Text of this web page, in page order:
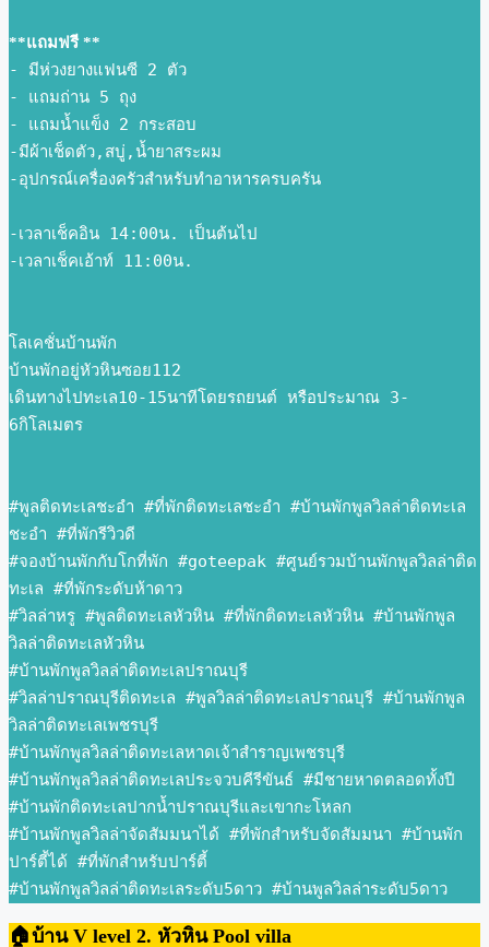
**แถมฟรี **
- มีห่วงยางแฟนซี 2 ตัว
- แถมถ่าน 5 ถุง
- แถมน้ำแข็ง 2 กระสอบ
-มีผ้าเช็ดตัว,สบู่,น้ำยาสระผม
-อุปกรณ์เครื่องครัวสำหรับทำอาหารครบครัน
-เวลาเช็คอิน 14:00น. เป็นต้นไป
-เวลาเช็คเอ้าท์ 11:00น.
โลเคชั่นบ้านพัก
บ้านพักอยู่หัวหินซอย112
เดินทางไปทะเล10-15นาทีโดยรถยนต์ หรือประมาณ 3-
6กิโลเมตร
#พูลติดทะเลชะอำ #ที่พักติดทะเลชะอำ #บ้านพักพูลวิลล่าติดทะเล
ชะอำ #ที่พักรีวิวดี
#จองบ้านพักกับโกที่พัก #goteepak #ศูนย์รวมบ้านพักพูลวิลล่าติด
ทะเล #ที่พักระดับห้าดาว
#วิลล่าหรู #พูลติดทะเลหัวหิน #ที่พักติดทะเลหัวหิน #บ้านพักพูล
วิลล่าติดทะเลหัวหิน
#บ้านพักพูลวิลล่าติดทะเลปราณบุรี
#วิลล่าปราณบุรีติดทะเล #พูลวิลล่าติดทะเลปราณบุรี #บ้านพักพูล
วิลล่าติดทะเลเพชรบุรี
#บ้านพักพูลวิลล่าติดทะเลหาดเจ้าสำราญเพชรบุรี
#บ้านพักพูลวิลล่าติดทะเลประจวบคีรีขันธ์ #มีชายหาดตลอดทั้งปี
#บ้านพักติดทะเลปากน้ำปราณบุรีและเขากะโหลก
#บ้านพักพูลวิลล่าจัดสัมมนาได้ #ที่พักสำหรับจัดสัมมนา #บ้านพัก
ปาร์ตี้ได้ #ที่พักสำหรับปาร์ตี้
#บ้านพักพูลวิลล่าติดทะเลระดับ5ดาว #บ้านพูลวิลล่าระดับ5ดาว
🏠บ้าน V level 2. หัวหิน Pool villa